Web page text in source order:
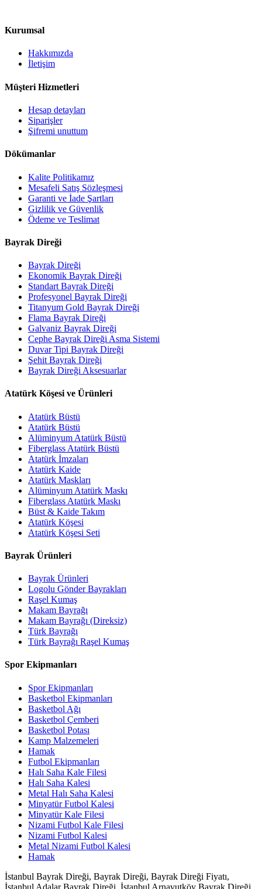
Kurumsal
Hakkımızda
İletişim
Müşteri Hizmetleri
Hesap detayları
Siparişler
Şifremi unuttum
Dökümanlar
Kalite Politikamız
Mesafeli Satış Sözleşmesi
Garanti ve İade Şartları
Gizlilik ve Güvenlik
Ödeme ve Teslimat
Bayrak Direği
Bayrak Direği
Ekonomik Bayrak Direği
Standart Bayrak Direği
Profesyonel Bayrak Direği
Titanyum Gold Bayrak Direği
Flama Bayrak Direği
Galvaniz Bayrak Direği
Cephe Bayrak Direği Asma Sistemi
Duvar Tipi Bayrak Direği
Şehit Bayrak Direği
Bayrak Direği Aksesuarlar
Atatürk Köşesi ve Ürünleri
Atatürk Büstü
Atatürk Büstü
Alüminyum Atatürk Büstü
Fiberglass Atatürk Büstü
Atatürk İmzaları
Atatürk Kaide
Atatürk Maskları
Alüminyum Atatürk Maskı
Fiberglass Atatürk Maskı
Büst & Kaide Takım
Atatürk Köşesi
Atatürk Köşesi Seti
Bayrak Ürünleri
Bayrak Ürünleri
Logolu Gönder Bayrakları
Raşel Kumaş
Makam Bayrağı
Makam Bayrağı (Direksiz)
Türk Bayrağı
Türk Bayrağı Raşel Kumaş
Spor Ekipmanları
Spor Ekipmanları
Basketbol Ekipmanları
Basketbol Ağı
Basketbol Çemberi
Basketbol Potası
Kamp Malzemeleri
Hamak
Futbol Ekipmanları
Halı Saha Kale Filesi
Halı Saha Kalesi
Metal Halı Saha Kalesi
Minyatür Futbol Kalesi
Minyatür Kale Filesi
Nizami Futbol Kale Filesi
Nizami Futbol Kalesi
Metal Nizami Futbol Kalesi
Hamak
İstanbul Bayrak Direği, Bayrak Direği, Bayrak Direği Fiyatı,
İstanbul Adalar Bayrak Direği, İstanbul Arnavutköy Bayrak Direği,